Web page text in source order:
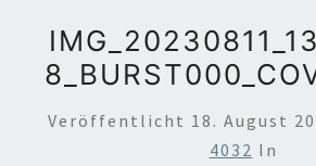
Veröffentlicht 18. August
4032 In